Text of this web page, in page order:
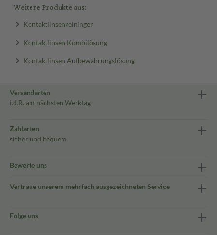
Weitere Produkte aus:
Kontaktlinsenreininger
Kontaktlinsen Kombilösung
Kontaktlinsen Aufbewahrungslösung
Versandarten
i.d.R. am nächsten Werktag
Zahlarten
sicher und bequem
Bewerte uns
Vertraue unserem mehrfach ausgezeichneten Service
Folge uns